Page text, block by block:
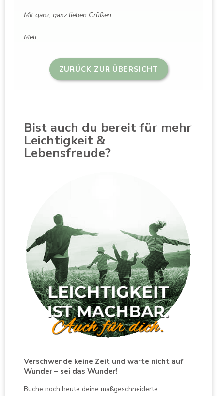
Mit ganz, ganz lieben Grüßen
Meli
ZURÜCK ZUR ÜBERSICHT
Bist auch du bereit für mehr
Leichtigkeit &
Lebensfreude?
Verschwende keine Zeit und warte nicht auf
Wunder – sei das Wunder!
Buche noch heute deine maßgeschneiderte